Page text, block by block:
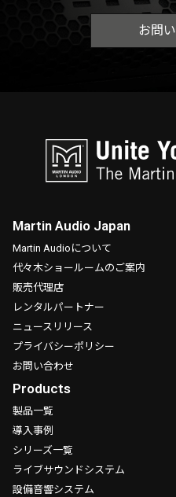
お問
Martin Audio Japan
Martin Audioについて
代々木ショールームのご案内
販売代理店
レンタルパートナー
ニュースリリース
プライバシーポリシー
お問い合わせ
Products
製品一覧
導入事例
シリーズ一覧
ライブサウンドシステム
設備音響システム